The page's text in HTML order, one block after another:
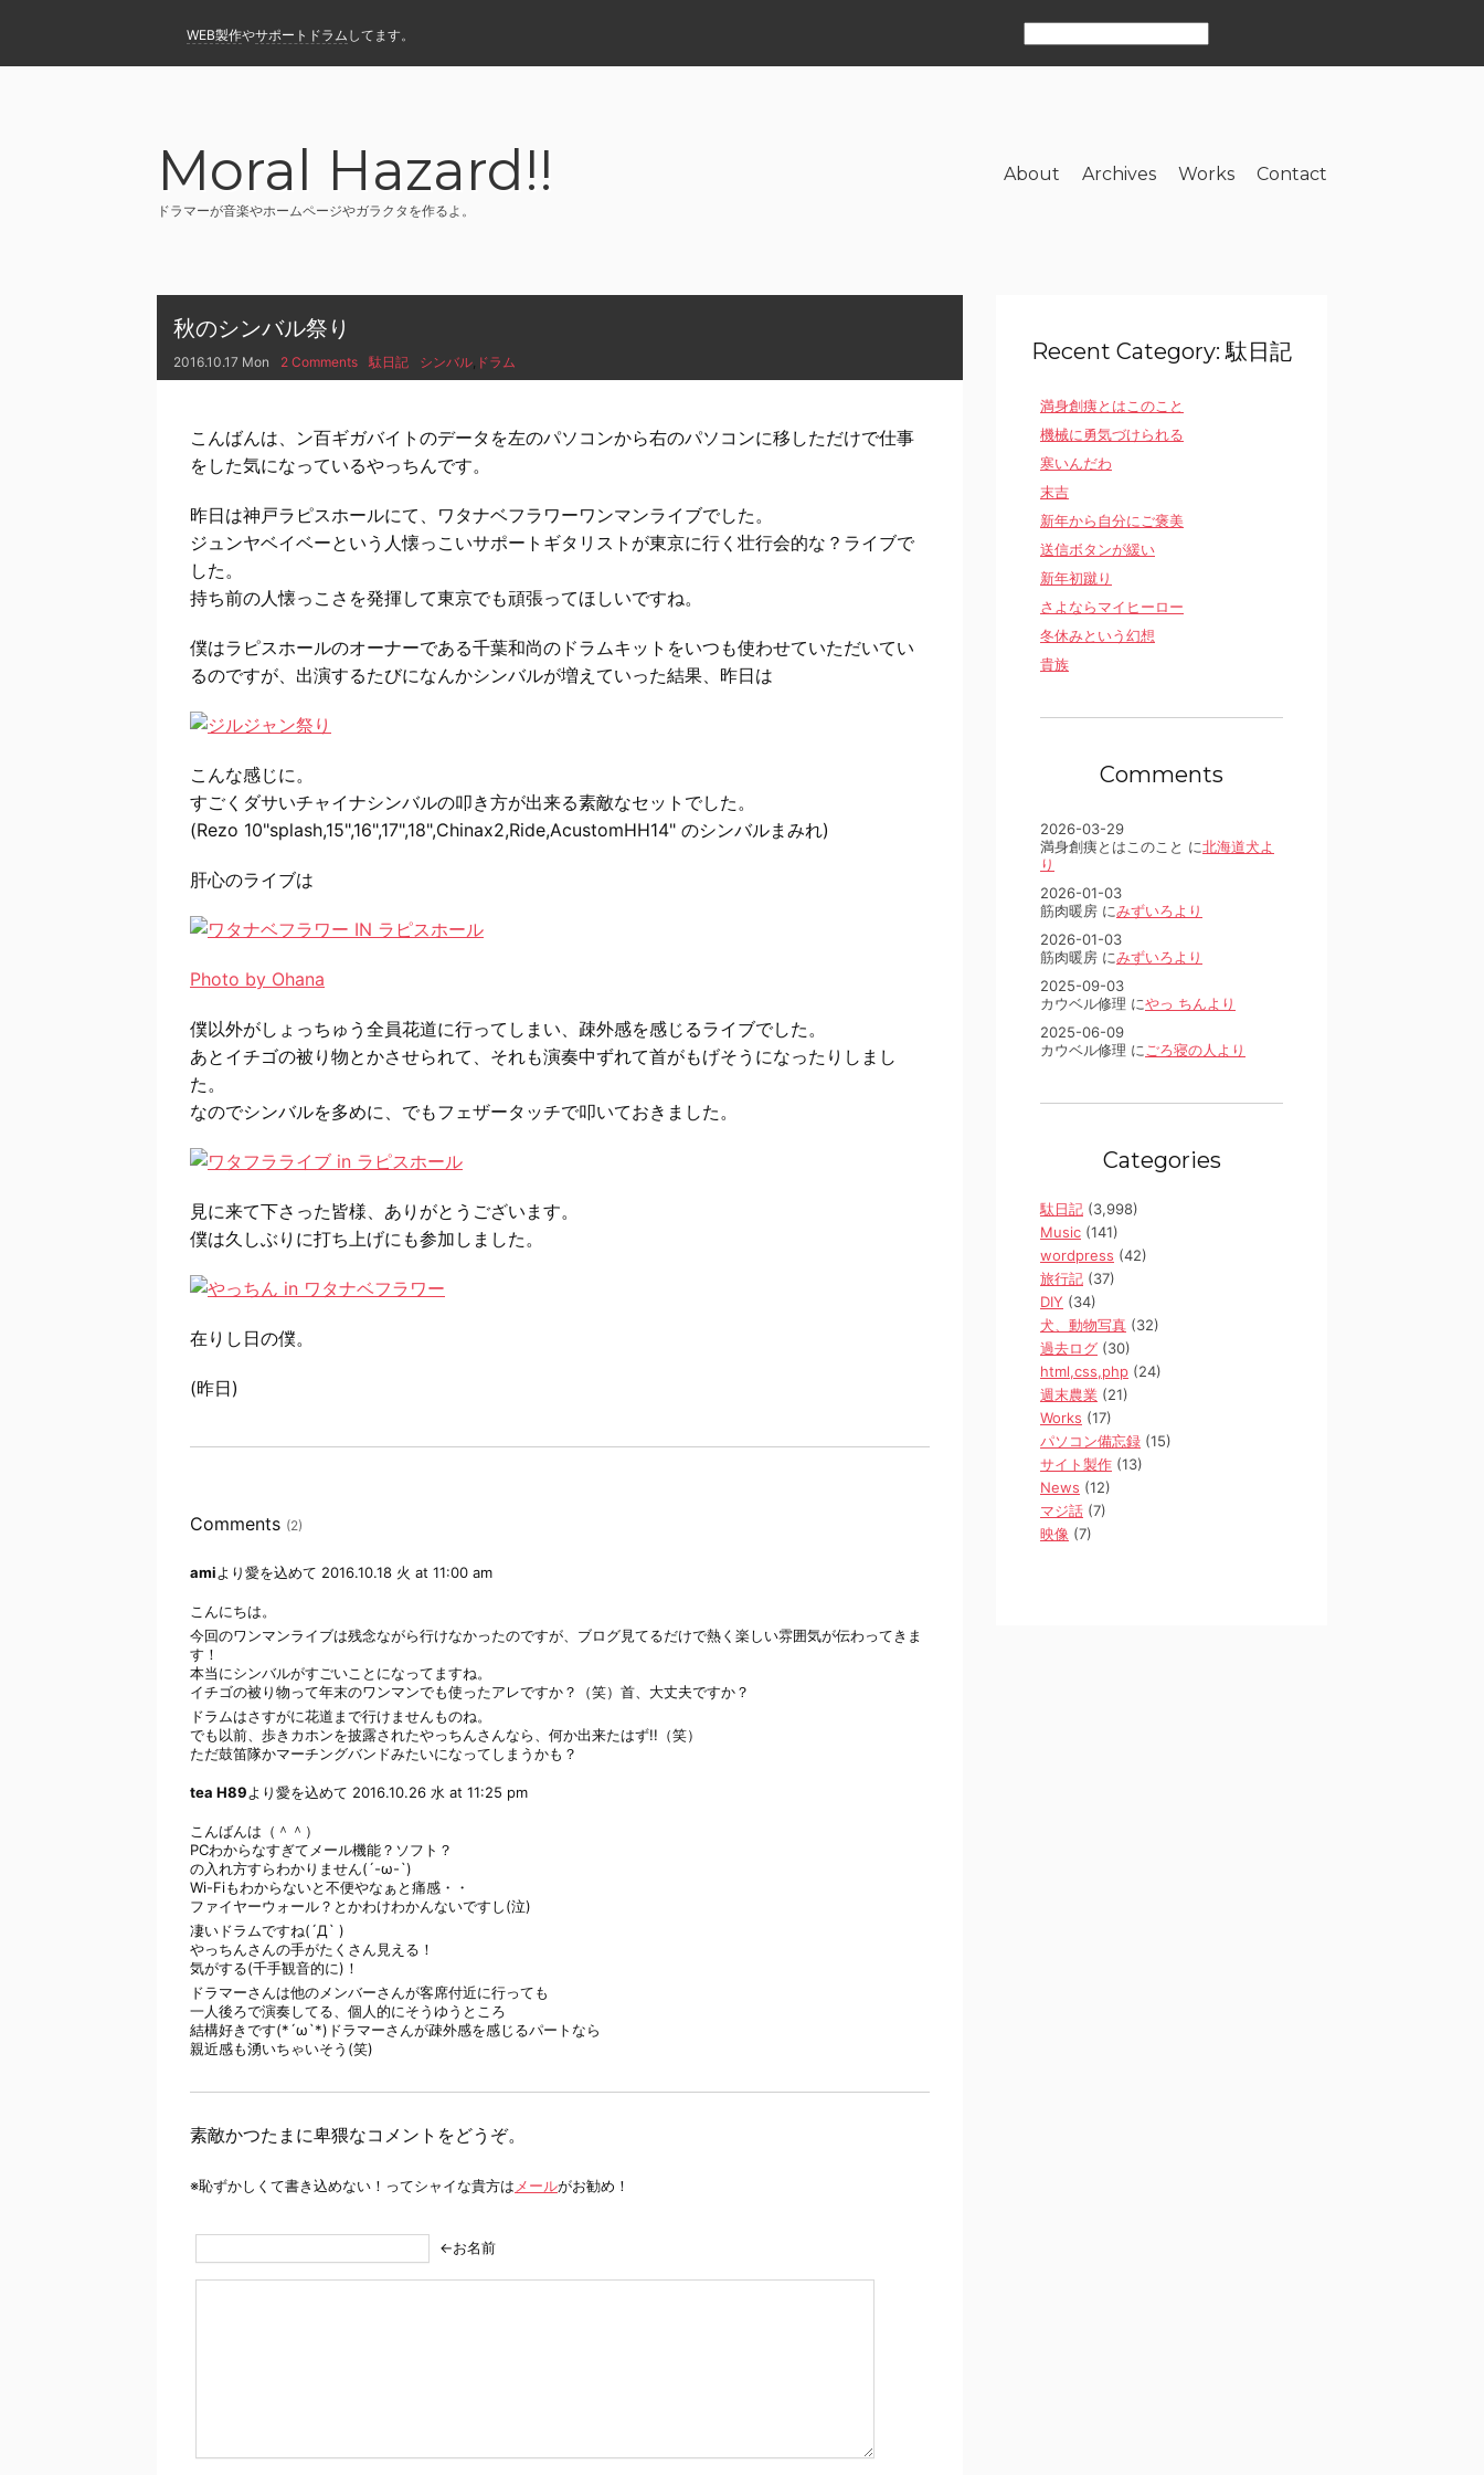
WEB製作やサポートドラム してます。
Moral Hazard!!
ドラマーが音楽やホームページやガラクタを作るよ。
About Archives Works Contact
秋のシンバル祭り
2016.10.17 Mon 2 Comments 駄日記 シンバル, ドラム
こんばんは、ン百ギガバイトのデータを左のパソコンから右のパソコンに移しただけで仕事
をした気になっているやっちんです。
昨日は神戸ラピスホールにて、ワタナベフラワーワンマンライブでした。
ジュンヤベイベーという人懐っこいサポートギタリストが東京に行く壮行会的な？ライブで
した。
持ち前の人懐っこさを発揮して東京でも頑張ってほしいですね。
僕はラピスホールのオーナーである千葉和尚のドラムキットをいつも使わせていただいてい
るのですが、出演するたびになんかシンバルが増えていった結果、昨日は
こんな感じに。
すごくダサいチャイナシンバルの叩き方が出来る素敵なセットでした。
(Rezo 10"splash,15",16",17",18",Chinax2,Ride,AcustomHH14" のシンバルまみれ)
肝心のライブは
Photo by Ohana
僕以外がしょっちゅう全員花道に行ってしまい、疎外感を感じるライブでした。
あとイチゴの被り物とかさせられて、それも演奏中ずれて首がもげそうになったりしまし
た。
なのでシンバルを多めに、でもフェザータッチで叩いておきました。
見に来て下さった皆様、ありがとうございます。
僕は久しぶりに打ち上げにも参加しました。
在りし日の僕。
(昨日)
Comments (2)
amiより愛を込めて 2016.10.18 火 at 11:00 am
こんにちは。
今回のワンマンライブは残念ながら行けなかったのですが、ブログ見てるだけで熱く楽しい雰囲気が伝わってきま
す！
本当にシンバルがすごいことになってますね。
イチゴの被り物って年末のワンマンでも使ったアレですか？（笑）首、大丈夫ですか？
ドラムはさすがに花道まで行けませんものね。
でも以前、歩きカホンを披露されたやっちんさんなら、何か出来たはず!!（笑）
ただ鼓笛隊かマーチングバンドみたいになってしまうかも？
tea H89より愛を込めて 2016.10.26 水 at 11:25 pm
こんばんは（＾＾）
PCわからなすぎてメール機能？ソフト？
の入れ方すらわかりません(´-ω-`)
Wi-Fiもわからないと不便やなぁと痛感・・
ファイヤーウォール？とかわけわかんないですし(泣)
凄いドラムですね(´Д` )
やっちんさんの手がたくさん見える！
気がする(千手観音的に)！
ドラマーさんは他のメンバーさんが客席付近に行っても
一人後ろで演奏してる、個人的にそうゆうところ
結構好きです(*´ω`*)ドラマーさんが疎外感を感じるパートなら
親近感も湧いちゃいそう(笑)
素敵かつたまに卑猥なコメントをどうぞ。
※恥ずかしくて書き込めない！ってシャイな貴方は メールがお勧め！
←お名前
Recent Category: 駄日記
満身創痍とはこのこと
機械に勇気づけられる
寒いんだわ
末吉
新年から自分にご褒美
送信ボタンが緩い
新年初蹴り
さよならマイヒーロー
冬休みという幻想
貴族
Comments
2026-03-29
満身創痍とはこのこと に北海道犬よ
り
2026-01-03
筋肉暖房 にみずいろより
2026-01-03
筋肉暖房 にみずいろより
2025-09-03
カウベル修理 にやっ ちんより
2025-06-09
カウベル修理 に ごろ寝の人より
Categories
駄日記 (3,998)
Music (141)
wordpress (42)
旅行記 (37)
DIY (34)
犬、動物写真 (32)
過去ログ (30)
html,css,php (24)
週末農業 (21)
Works (17)
パソコン備忘録 (15)
サイト製作 (13)
News (12)
マジ話 (7)
映像 (7)